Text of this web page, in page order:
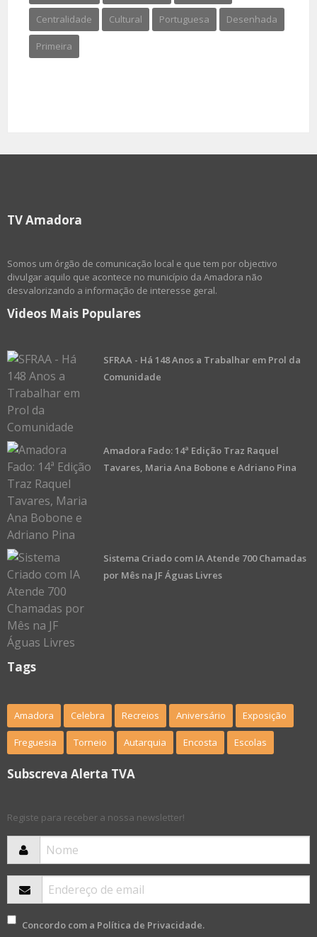
Centralidade Cultural Portuguesa Desenhada
Primeira
TV Amadora
Somos um órgão de comunicação local e que tem por objectivo
divulgar aquilo que acontece no município da Amadora não
desvalorizando a informação de interesse geral.
Videos Mais Populares
SFRAA - Há 148 Anos a Trabalhar em Prol da
Comunidade
Amadora Fado: 14ª Edição Traz Raquel
Tavares, Maria Ana Bobone e Adriano Pina
Sistema Criado com IA Atende 700 Chamadas
por Mês na JF Águas Livres
Tags
Amadora Celebra Recreios Aniversário Exposição
Freguesia Torneio Autarquia Encosta Escolas
Subscreva Alerta TVA
Registe para receber a nossa newsletter!
Concordo com a Política de Privacidade.